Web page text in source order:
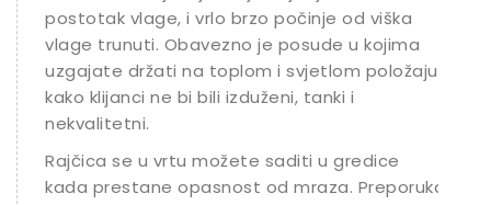
postotak vlage, i vrlo brzo počinje od viška
vlage trunuti. Obavezno je posude u kojima
uzgajate držati na toplom i svjetlom položaju
kako klijanci ne bi bili izduženi, tanki i
nekvalitetni.
Rajčica se u vrtu možete saditi u gredice
kada prestane opasnost od mraza. Preporuka